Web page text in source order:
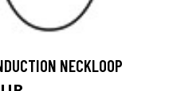
NECKLOOP